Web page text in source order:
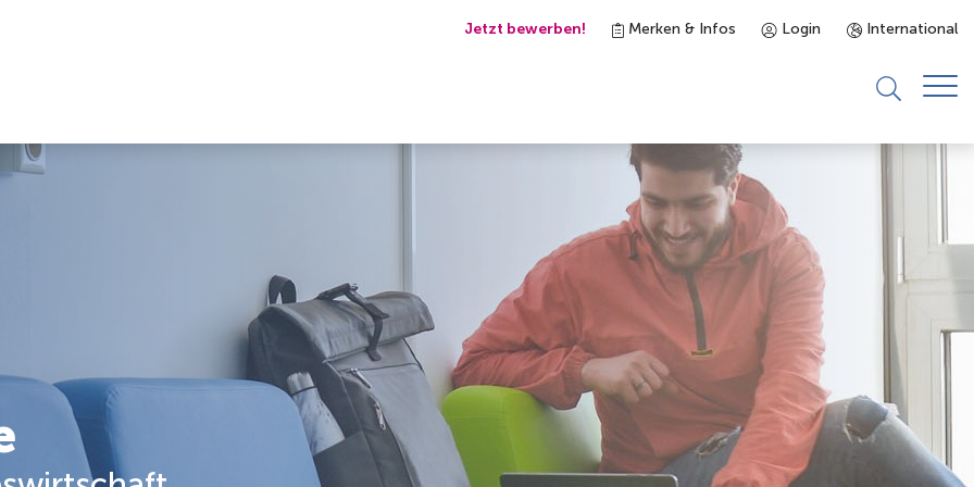
Jetzt bewerben! Merken & Infos Login International